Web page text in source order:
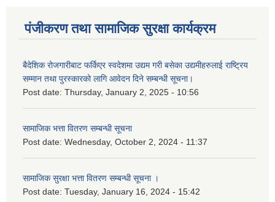
पंजीकरण तथा सामाजिक सुरक्षा कार्यक्रम
बैदेशिक रोजगारीबाट फर्किएर स्वदेशमा उद्यम गरी बसेका उद्यमीहरुलाई राष्‍ट्रिय
सम्मान तथा पुरस्कारको लागि आवेदन दिने सम्बन्धी सूचना।
Post date: Thursday, January 2, 2025 - 10:56
सामाजिक भत्ता वितरण सम्बन्धी सूचना
Post date: Wednesday, October 2, 2024 - 11:37
सामाजिक सुरक्षा भत्ता वितरण सम्बन्धी सूचना ।
Post date: Tuesday, January 16, 2024 - 15:42